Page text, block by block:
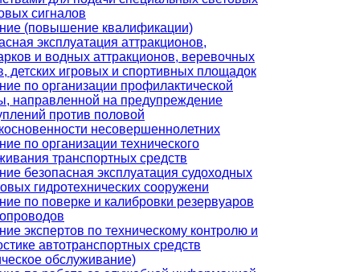
сигналов
(повышение квалификации)
эксплуатация аттракционов,
и водных аттракционов, веревочных
детских игровых и спортивных площадок
по организации профилактической
направленной на предупреждение
против половой
несовершеннолетних
по организации технического
транспортных средств
безопасная эксплуатация судоходных
гидротехнических сооружени
по поверке и калибровки резервуаров
экспертов по техническому контролю и
автотранспортных средств
обслуживание)